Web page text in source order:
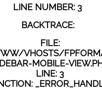
LINE NUMBER: 3
BACKTRACE:
FILE:
VHOSTS/
MOBILE-
LINE: 3